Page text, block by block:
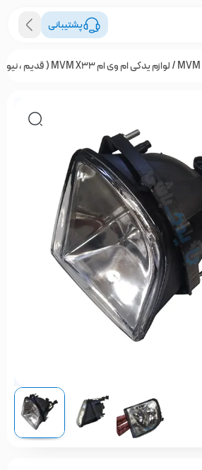
پشتیبانی
/لوازم یدکی ام وی ام MVM X33 ( قدیم ، نیو ، S و کراس )